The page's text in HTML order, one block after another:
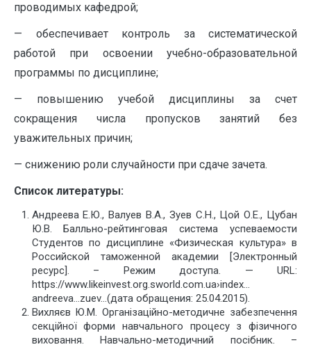
проводимых кафедрой;
— обеспечивает контроль за систематической
работой при освоении учебно-образовательной
программы по дисциплине;
— повышению учебой дисциплины за счет
сокращения числа пропусков занятий без
уважительных причин;
— снижению роли случайности при сдаче зачета.
Список литературы:
Андреева Е.Ю., Валуев В.А., Зуев С.Н., Цой О.Е., Цубан
Ю.В. Балльно-рейтинговая система успеваемости
Студентов по дисциплине «Физическая культура» в
Российской таможенной академии [Электронный
ресурс]. – Режим доступа. — URL:
https://www.likeinvest.org.sworld.com.ua›index…
andreeva…zuev…(дата обращения: 25.04.2015).
Вихляєв Ю.М. Організаційно-методичне забезпечення
секційної форми навчального процесу з фізичного
виховання. Навчально-методичний посібник. –